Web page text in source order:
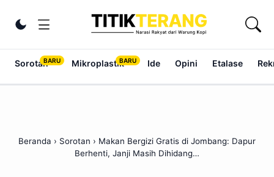
Ubah tema
Sorotan Mikroplastik Ide Opini Etalase
Beranda › Sorotan › Makan Bergizi Gratis di Jombang: Dapur
Berhenti, Janji Masih Dihidang…